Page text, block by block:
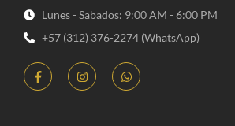
Lunes - Sabados: 9:00 AM - 6:00 PM
+57 (312) 376-2274 (WhatsApp)